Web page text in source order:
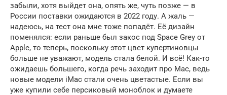
забыли, хотя выйдет она, опять же, чуть позже — в
России поставки ожидаются в 2022 году. А жаль —
надеюсь, на тест она мне тоже попадёт. Её дизайн
поменялся: если раньше был закос под Space Grey от
Apple, то теперь, поскольку этот цвет купертиновцы
больше не уважают, модель стала белой. И всё! Как-то
ожидаешь большего, когда речь заходит про Mac, ведь
новые модели iMac стали очень цветастые. Если вы
уже купили себе персиковый моноблок и думаете